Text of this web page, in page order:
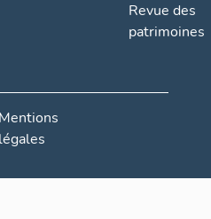
Revue des
patrimoines
Mentions
légales